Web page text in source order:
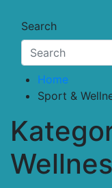
Search
Home
Sport &